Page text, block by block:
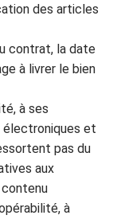
des articles
contrat, la date
à livrer le bien
à ses
électroniques et
tent pas du
aux
à